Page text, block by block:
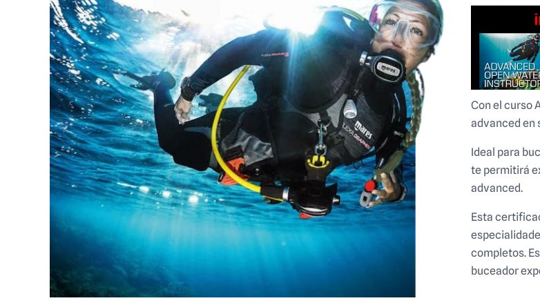
Con el curso
advanced en
Ideal para
te permitirá
advanced.
Esta
completos.
buceador